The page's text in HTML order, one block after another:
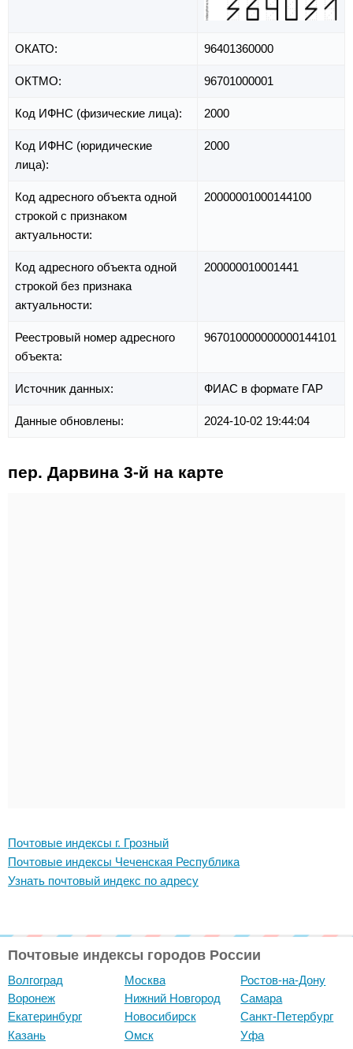
ОКАТО: 96401360000
ОКТМО: 96701000001
Код ИФНС (физические лица): 2000
Код ИФНС (юридические
лица):
2000
Код адресного объекта одной
строкой с признаком
актуальности:
20000001000144100
Код адресного объекта одной
строкой без признака
актуальности:
200000010001441
Реестровый номер адресного
объекта:
967010000000000144101
Источник данных: ФИАС в формате ГАР
Данные обновлены: 2024-10-02 19:44:04
пер. Дарвина 3-й на карте
Почтовые индексы г. Грозный
Почтовые индексы Чеченская Республика
Узнать почтовый индекс по адресу
Почтовые индексы городов России
Волгоград
Воронеж
Екатеринбург
Казань
Москва
Нижний Новгород
Новосибирск
Омск
Ростов-на-Дону
Самара
Санкт-Петербург
Уфа